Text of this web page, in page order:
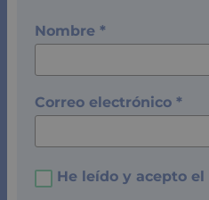
Nombre *
Correo electrónico *
He leído y acepto el